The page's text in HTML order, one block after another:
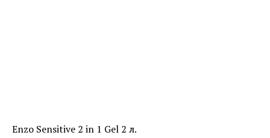
Enzo Sensitive 2 in 1 Gel 2 л.